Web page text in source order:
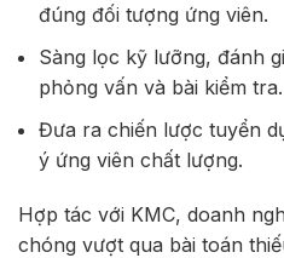
đúng đối tượng ứng viên.
Sàng lọc kỹ lưỡng, đánh
phỏng vấn và bài kiểm tra.
Đưa ra chiến lược tuyển
ý ứng viên chất lượng.
Hợp tác với KMC, doanh
chóng vượt qua bài toán